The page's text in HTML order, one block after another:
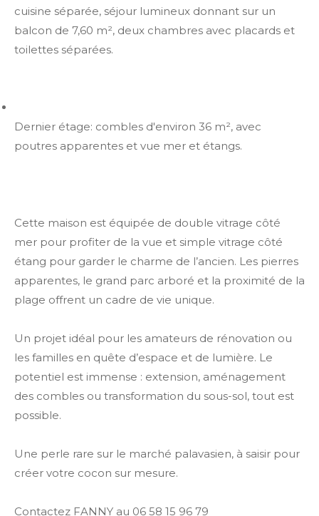
cuisine séparée, séjour lumineux donnant sur un
balcon de 7,60 m², deux chambres avec placards et
toilettes séparées.
Dernier étage: combles d'environ 36 m², avec
poutres apparentes et vue mer et étangs.
Cette maison est équipée de double vitrage côté
mer pour profiter de la vue et simple vitrage côté
étang pour garder le charme de l’ancien. Les pierres
apparentes, le grand parc arboré et la proximité de la
plage offrent un cadre de vie unique.
Un projet idéal pour les amateurs de rénovation ou
les familles en quête d’espace et de lumière. Le
potentiel est immense : extension, aménagement
des combles ou transformation du sous-sol, tout est
possible.
Une perle rare sur le marché palavasien, à saisir pour
créer votre cocon sur mesure.
Contactez FANNY au 06 58 15 96 79